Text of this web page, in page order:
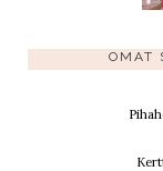
OMAT